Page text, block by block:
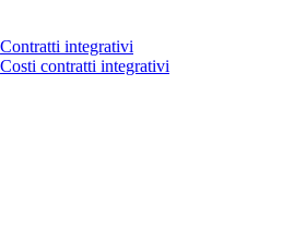
Contratti integrativi
Costi contratti integrativi